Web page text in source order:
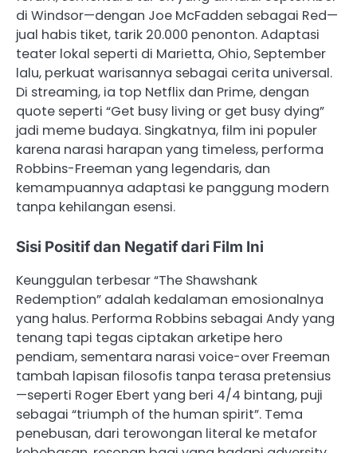
di Windsor—dengan Joe McFadden sebagai Red—
jual habis tiket, tarik 20.000 penonton. Adaptasi
teater lokal seperti di Marietta, Ohio, September
lalu, perkuat warisannya sebagai cerita universal.
Di streaming, ia top Netflix dan Prime, dengan
quote seperti “Get busy living or get busy dying”
jadi meme budaya. Singkatnya, film ini populer
karena narasi harapan yang timeless, performa
Robbins-Freeman yang legendaris, dan
kemampuannya adaptasi ke panggung modern
tanpa kehilangan esensi.
Sisi Positif dan Negatif dari Film Ini
Keunggulan terbesar “The Shawshank
Redemption” adalah kedalaman emosionalnya
yang halus. Performa Robbins sebagai Andy yang
tenang tapi tegas ciptakan arketipe hero
pendiam, sementara narasi voice-over Freeman
tambah lapisan filosofis tanpa terasa pretensius
—seperti Roger Ebert yang beri 4/4 bintang, puji
sebagai “triumph of the human spirit”. Tema
penebusan, dari terowongan literal ke metafor